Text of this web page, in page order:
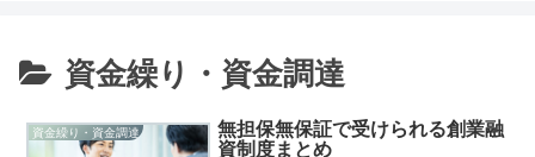
資金繰り・資金調達
資金繰り・資金調達
無担保無保証で受けられる創業融
資制度まとめ